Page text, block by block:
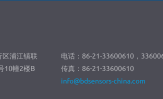
区浦江镇联
10幢2楼B
电话：86-21-33600610，
传真：86-21-33600610
info@bdsensors-china.com